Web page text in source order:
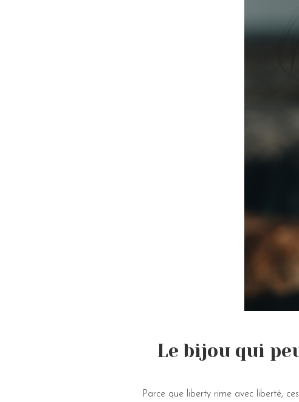
Le bijou qui
Parce que liberty rime avec liberté,